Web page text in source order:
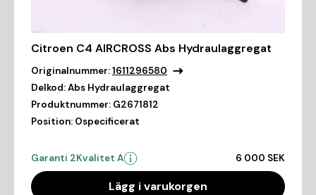
Citroen C4 AIRCROSS Abs Hydraulaggregat
Originalnummer:1611296580
Delkod:Abs Hydraulaggregat
Produktnummer: G2671812
Position: Ospecificerat
Garanti 2Kvalitet A 6 000 SEK
Lägg i varukorgen